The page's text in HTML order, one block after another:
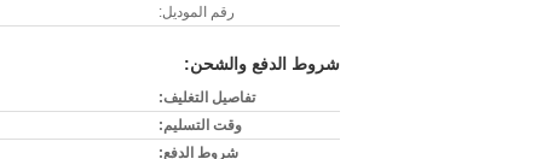
رقم الموديل:
شروط الدفع والشحن:
تفاصيل التغليف:
وقت التسليم:
شروط الدفع: